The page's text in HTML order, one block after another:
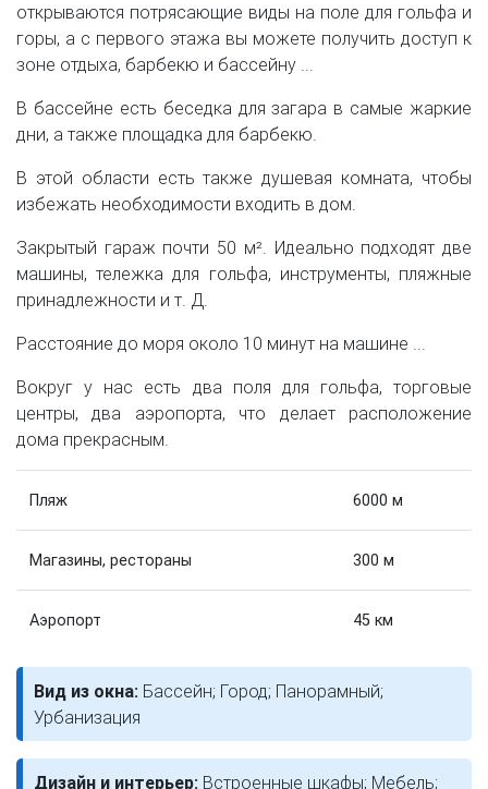
открываются потрясающие виды на поле для гольфа и
горы, а с первого этажа вы можете получить доступ к
зоне отдыха, барбекю и бассейну ...
В бассейне есть беседка для загара в самые жаркие
дни, а также площадка для барбекю.
В этой области есть также душевая комната, чтобы
избежать необходимости входить в дом.
Закрытый гараж почти 50 м². Идеально подходят две
машины, тележка для гольфа, инструменты, пляжные
принадлежности и т. Д.
Расстояние до моря около 10 минут на машине ...
Вокруг у нас есть два поля для гольфа, торговые
центры, два аэропорта, что делает расположение
дома прекрасным.
Пляж 6000 м
Магазины, рестораны 300 м
Аэропорт 45 км
Вид из окна: Бассейн; Город; Панорамный;
Урбанизация
Дизайн и интерьер: Встроенные шкафы; Мебель;